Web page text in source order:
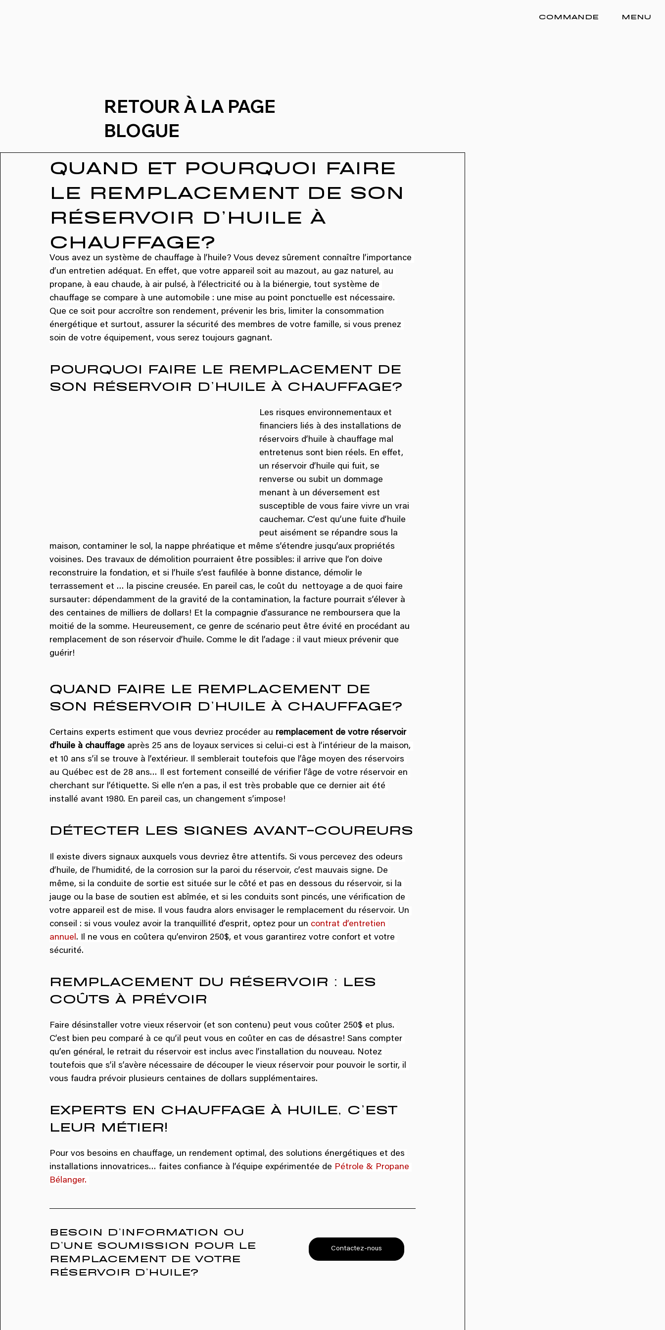
MENU
COMMANDE
RETOUR À LA PAGE
BLOGUE
QUAND ET POURQUOI FAIRE
LE REMPLACEMENT DE SON
RÉSERVOIR D’HUILE À
CHAUFFAGE?
Vous avez un système de chauffage à l’huile? Vous devez sûrement connaître l’importance
d’un entretien adéquat. En effet, que votre appareil soit au mazout, au gaz naturel, au
propane, à eau chaude, à air pulsé, à l’électricité ou à la biénergie, tout système de
chauffage se compare à une automobile : une mise au point ponctuelle est nécessaire.
Que ce soit pour accroître son rendement, prévenir les bris, limiter la consommation
énergétique et surtout, assurer la sécurité des membres de votre famille, si vous prenez
soin de votre équipement, vous serez toujours gagnant.
POURQUOI FAIRE LE REMPLACEMENT DE
SON RÉSERVOIR D’HUILE À CHAUFFAGE?
Les risques environnementaux et
financiers liés à des installations de
réservoirs d’huile à chauffage mal
entretenus sont bien réels. En effet,
un réservoir d’huile qui fuit, se
renverse ou subit un dommage
menant à un déversement est
susceptible de vous faire vivre un vrai
cauchemar. C’est qu’une fuite d’huile
peut aisément se répandre sous la
maison, contaminer le sol, la nappe phréatique et même s’étendre jusqu’aux propriétés
voisines. Des travaux de démolition pourraient être possibles: il arrive que l’on doive
reconstruire la fondation, et si l’huile s’est faufilée à bonne distance, démolir le
terrassement et … la piscine creusée. En pareil cas, le coût du  nettoyage a de quoi faire
sursauter: dépendamment de la gravité de la contamination, la facture pourrait s’élever à
des centaines de milliers de dollars! Et la compagnie d’assurance ne remboursera que la
moitié de la somme. Heureusement, ce genre de scénario peut être évité en procédant au
remplacement de son réservoir d’huile. Comme le dit l’adage : il vaut mieux prévenir que
guérir!
QUAND FAIRE LE REMPLACEMENT DE
SON RÉSERVOIR D’HUILE À CHAUFFAGE?
Certains experts estiment que vous devriez procéder au remplacement de votre réservoir
d’huile à chauffage après 25 ans de loyaux services si celui-ci est à l’intérieur de la maison,
et 10 ans s’il se trouve à l’extérieur. Il semblerait toutefois que l’âge moyen des réservoirs
au Québec est de 28 ans… Il est fortement conseillé de vérifier l’âge de votre réservoir en
cherchant sur l’étiquette. Si elle n’en a pas, il est très probable que ce dernier ait été
installé avant 1980. En pareil cas, un changement s’impose!
DÉTECTER LES SIGNES AVANT-COUREURS
Il existe divers signaux auxquels vous devriez être attentifs. Si vous percevez des odeurs
d’huile, de l’humidité, de la corrosion sur la paroi du réservoir, c’est mauvais signe. De
même, si la conduite de sortie est située sur le côté et pas en dessous du réservoir, si la
jauge ou la base de soutien est abîmée, et si les conduits sont pincés, une vérification de
votre appareil est de mise. Il vous faudra alors envisager le remplacement du réservoir. Un
conseil : si vous voulez avoir la tranquillité d’esprit, optez pour un contrat d’entretien
annuel . Il ne vous en coûtera qu’environ 250$, et vous garantirez votre confort et votre
sécurité.
REMPLACEMENT DU RÉSERVOIR : LES
COÛTS À PRÉVOIR
Faire désinstaller votre vieux réservoir (et son contenu) peut vous coûter 250$ et plus.
C’est bien peu comparé à ce qu’il peut vous en coûter en cas de désastre! Sans compter
qu’en général, le retrait du réservoir est inclus avec l’installation du nouveau. Notez
toutefois que s’il s’avère nécessaire de découper le vieux réservoir pour pouvoir le sortir, il
vous faudra prévoir plusieurs centaines de dollars supplémentaires.
EXPERTS EN CHAUFFAGE À HUILE, C’EST
LEUR MÉTIER!
Pour vos besoins en chauffage, un rendement optimal, des solutions énergétiques et des
installations innovatrices… faites confiance à l’équipe expérimentée de Pétrole & Propane
Bélanger.
BESOIN D’INFORMATION OU
D’UNE SOUMISSION POUR LE
REMPLACEMENT DE VOTRE
RÉSERVOIR D’HUILE?
Contactez-nous